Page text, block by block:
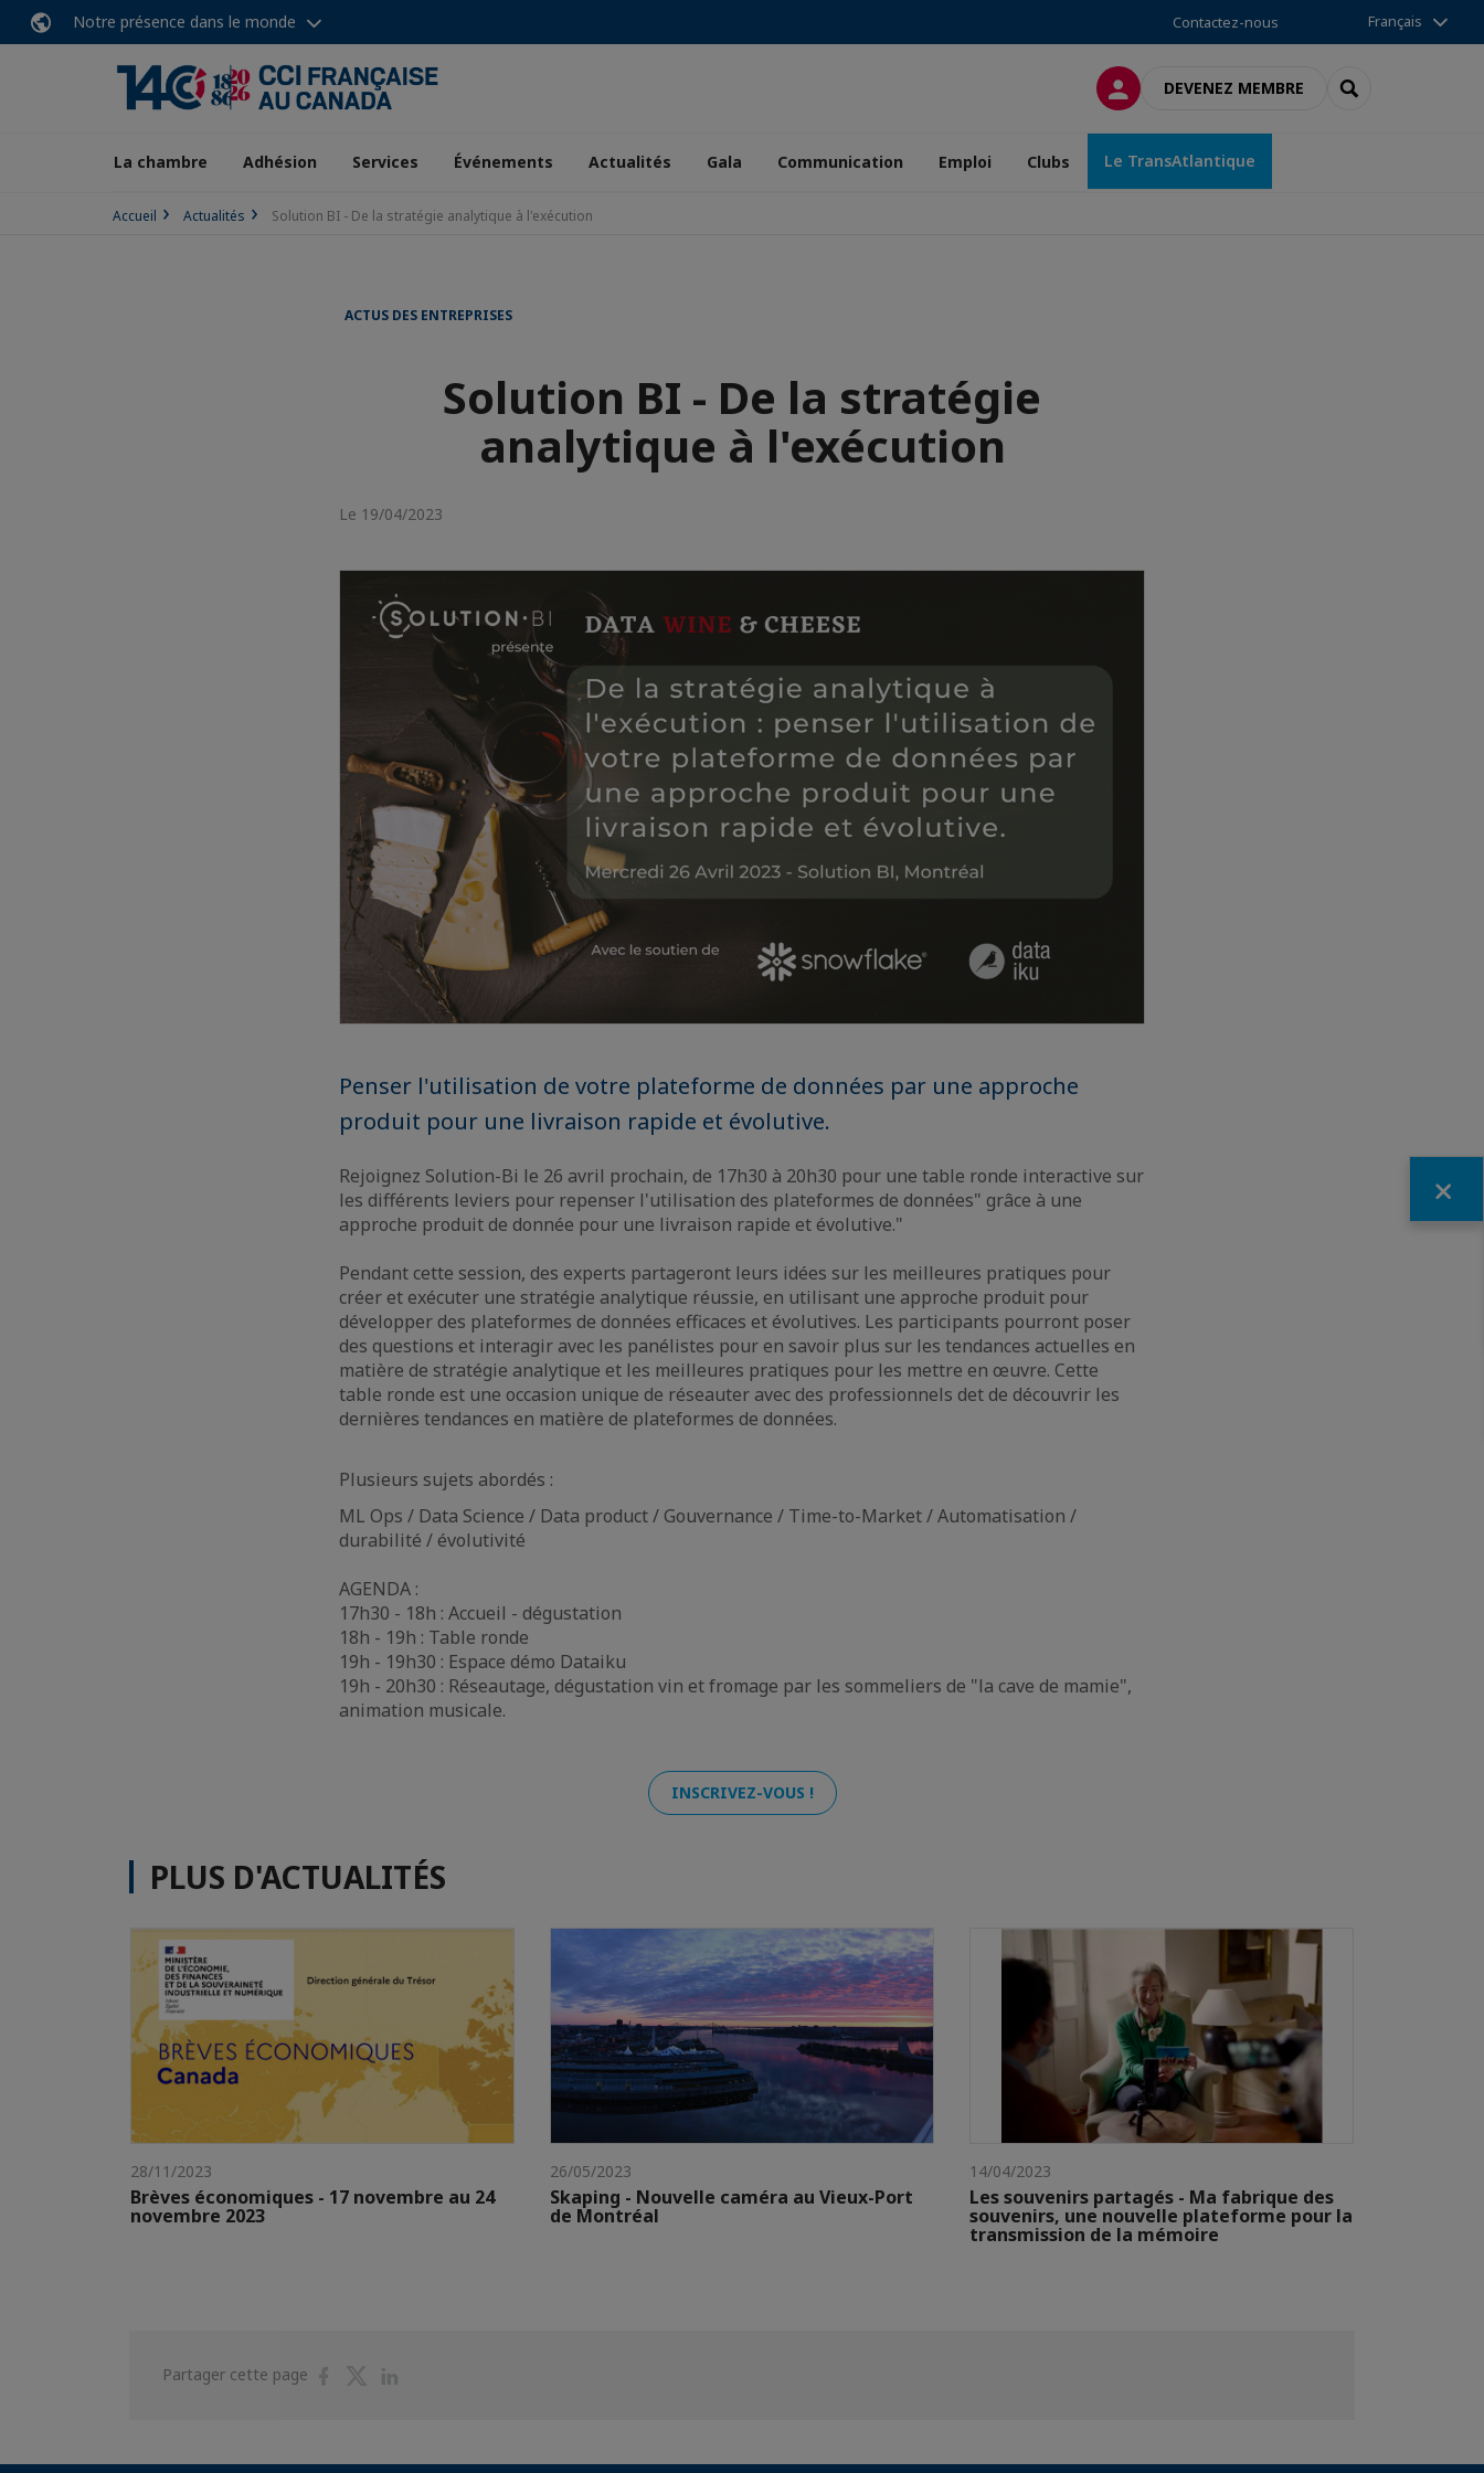
Notre présence dans le monde Contactez-nous Français
CONNEXIONDEVENEZ MEMBRE RECHERCHER
La chambre Adhésion Services Événements Actualités Gala Communication Emploi Clubs Le TransAtlantique
Accueil Actualités Solution BI - De la stratégie analytique à l'exécution
ACTUS DES ENTREPRISES
Solution BI - De la stratégie
analytique à l'exécution
Le 19/04/2023
Penser l'utilisation de votre plateforme de données par une approche
produit pour une livraison rapide et évolutive.
Rejoignez Solution-Bi le 26 avril prochain, de 17h30 à 20h30 pour une table ronde interactive sur
les différents leviers pour repenser l'utilisation des plateformes de données" grâce à une
approche produit de donnée pour une livraison rapide et évolutive."
Pendant cette session, des experts partageront leurs idées sur les meilleures pratiques pour
créer et exécuter une stratégie analytique réussie, en utilisant une approche produit pour
développer des plateformes de données efficaces et évolutives. Les participants pourront poser
des questions et interagir avec les panélistes pour en savoir plus sur les tendances actuelles en
matière de stratégie analytique et les meilleures pratiques pour les mettre en œuvre. Cette
table ronde est une occasion unique de réseauter avec des professionnels det de découvrir les
dernières tendances en matière de plateformes de données.
Plusieurs sujets abordés :
ML Ops / Data Science / Data product / Gouvernance / Time-to-Market / Automatisation /
durabilité / évolutivité
AGENDA :
17h30 - 18h : Accueil - dégustation
18h - 19h : Table ronde
19h - 19h30 : Espace démo Dataiku
19h - 20h30 : Réseautage, dégustation vin et fromage par les sommeliers de "la cave de mamie",
animation musicale.
INSCRIVEZ-VOUS !
PLUS D'ACTUALITÉS
28/11/2023
Brèves économiques - 17 novembre au 24
novembre 2023
26/05/2023
Skaping - Nouvelle caméra au Vieux-Port
de Montréal
14/04/2023
Les souvenirs partagés - Ma fabrique des
souvenirs, une nouvelle plateforme pour la
transmission de la mémoire
Partager cette page
PartagerPartager